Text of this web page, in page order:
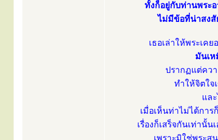
ทั้งก็อยู่กับท่านพระ
ไม่มีข้อที่น่าสงสั
เธอเล่าให้พระเค
มันเห
ปรากฏแต่คว
ทำให้จิตใจ
แล
เมื่อเห็นท่าไม่ได้กา
เรื่องก็เสร็จกันเท่านั้
เพราะมิใช่พระสุ